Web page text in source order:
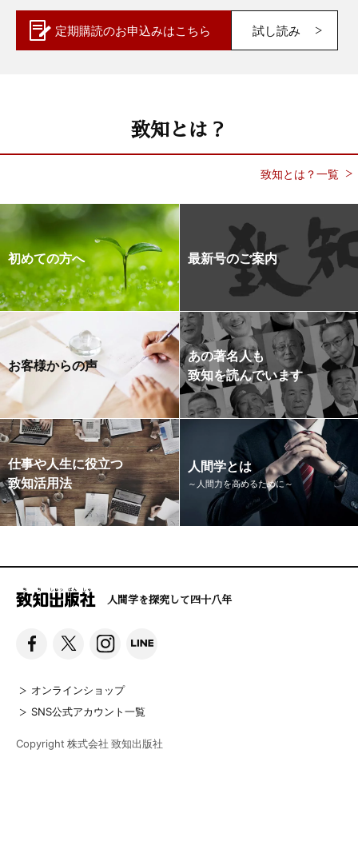
定期購読のお申込みはこちら 試し読み
致知とは？
致知とは？一覧
初めての方へ 最新号のご案内
お客様からの声
あの著名人も
致知を読んでいます
仕事や人生に役立つ
致知活用法
人間学とは
～人間力を高めるために～
人間学を探究して四十八年
オンラインショップ
SNS公式アカウント一覧
Copyright 株式会社 致知出版社